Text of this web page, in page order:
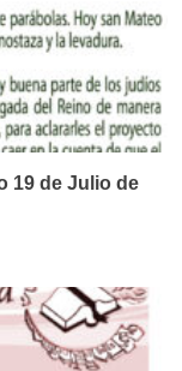
19 de Julio de